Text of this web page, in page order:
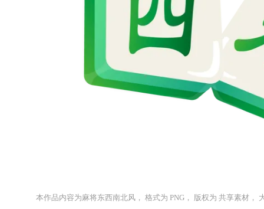
本作品内容为麻将东西南北风， 格式为 PNG， 版权为 共享素材，